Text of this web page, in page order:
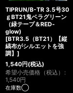
TIPRUN/B-TR 3.5号30
ｇBT21鬼ベラグリーン
（緑テープ＆RED-
glow)
[BTR3.5（BT21）【縦
縞布がシルエットを強
調】 ]
1,540円(税込)
希望小売価格（税込） :
1,540円
在庫数◯